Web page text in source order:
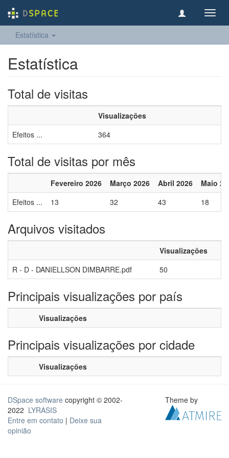
Estatística
Estatística
Total de visitas
Visualizações
Efeitos ...
364
Total de visitas por mês
Fevereiro 2026 Março 2026 Abril 2026
Maio
Efeitos ...
13 32 43 18
Arquivos visitados
Visualizações
R - D - DANIELLSON DIMBARRE.pdf
50
Principais visualizações por país
Visualizações
Principais visualizações por cidade
Visualizações
DSpace software copyright © 2002-
2022 LYRASIS
Entre em contato | Deixe sua
opinião
Theme by